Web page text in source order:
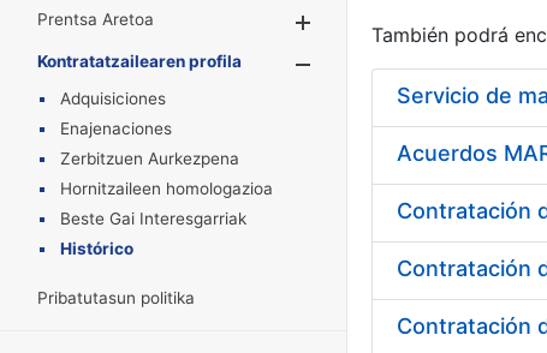
Prentsa Aretoa
Erakutsi/Ezkutatu
Kontratatzailearen profila
Erakutsi/
Adquisiciones
Enajenaciones
Zerbitzuen Aurkezpena
Hornitzaileen homologazioa
Beste Gai Interesgarriak
Histórico
Pribatutasun politika
También podrá
Servicio de
Acuerdos
Contratación
Contratación